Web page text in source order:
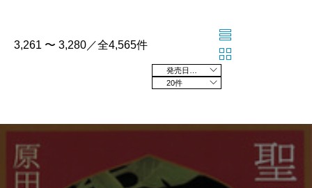
3,261 〜 3,280／全4,565件
20件